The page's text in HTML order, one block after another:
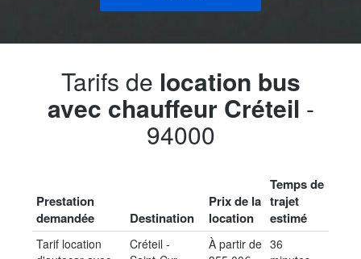
Tarifs de location bus
avec chauffeur Créteil -
94000
Prestation
demandée
Destination
Prix de la
location
Temps de
trajet
estimé
Tarif location
Créteil -
À partir de 36